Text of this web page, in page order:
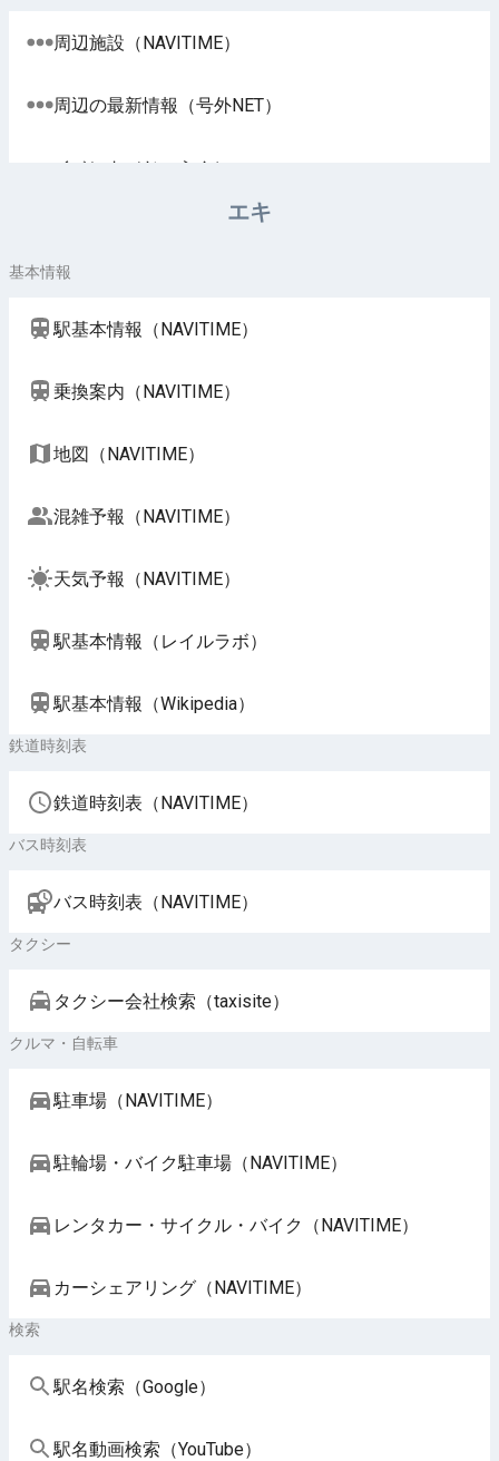
周辺施設（NAVITIME）
周辺の最新情報（号外NET）
イベント（じゃらん）
エキ
基本情報
駅基本情報（NAVITIME）
乗換案内（NAVITIME）
地図（NAVITIME）
混雑予報（NAVITIME）
天気予報（NAVITIME）
駅基本情報（レイルラボ）
駅基本情報（Wikipedia）
鉄道時刻表
鉄道時刻表（NAVITIME）
バス時刻表
バス時刻表（NAVITIME）
タクシー
タクシー会社検索（taxisite）
クルマ・自転車
駐車場（NAVITIME）
駐輪場・バイク駐車場（NAVITIME）
レンタカー・サイクル・バイク（NAVITIME）
カーシェアリング（NAVITIME）
検索
駅名検索（Google）
駅名動画検索（YouTube）